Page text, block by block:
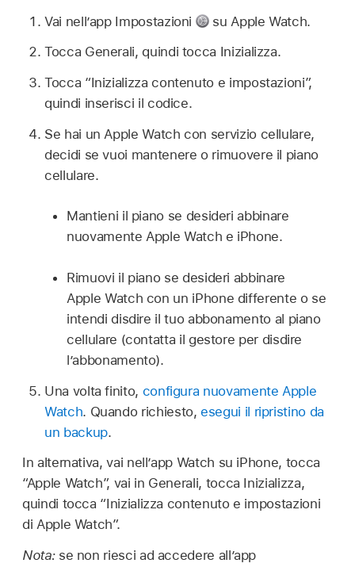
Vai nell’app Impostazioni
su Apple Watch.
Tocca Generali, quindi tocca Inizializza.
Tocca “Inizializza contenuto e impostazioni”,
quindi inserisci il codice.
Se hai un Apple Watch con servizio cellulare,
decidi se vuoi mantenere o rimuovere il piano
cellulare.
Mantieni il piano se desideri abbinare
nuovamente Apple Watch e iPhone.
Rimuovi il piano se desideri abbinare
Apple Watch con un iPhone differente o se
intendi disdire il tuo abbonamento al piano
cellulare (contatta il gestore per disdire
l’abbonamento).
Una volta finito, configura nuovamente Apple
Watch. Quando richiesto,esegui il ripristino da
un backup.
In alternativa, vai nell’app Watch su iPhone, tocca
“Apple Watch”, vai in Generali, tocca Inizializza,
quindi tocca “Inizializza contenuto e impostazioni
di Apple Watch”.
Nota: se non riesci ad accedere all’app